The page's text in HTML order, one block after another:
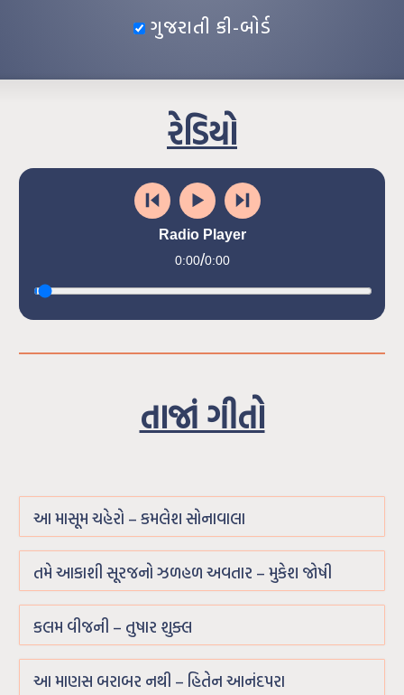
ગુજરાતી કી-બોર્ડ
રેડિયો
Radio Player
0:00/0:00
તાજાં ગીતો
આ માસૂમ ચહેરો – કમલેશ સોનાવાલા
તમે આકાશી સૂરજનો ઝળહળ અવતાર – મુકેશ જોષી
કલમ વીજની – તુષાર શુક્લ
આ માણસ બરાબર નથી – હિતેન આનંદપરા